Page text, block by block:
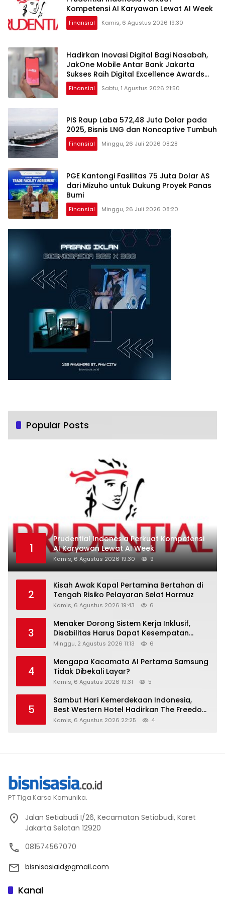
Kompetensi AI Karyawan Lewat AI Week
Finansial Kamis, 6 Agustus 2026 19:30
Hadirkan Inovasi Digital Bagi Nasabah,
JakOne Mobile Antar Bank Jakarta
Sukses Raih Digital Excellence Awards
2026
Finansial Sabtu, 1 Agustus 2026 21:50
PIS Raup Laba 572,48 Juta Dolar pada
2025, Bisnis LNG dan Noncaptive Tumbuh
Finansial Minggu, 26 Juli 2026 08:28
PGE Kantongi Fasilitas 75 Juta Dolar AS
dari Mizuho untuk Dukung Proyek Panas
Bumi
Finansial Minggu, 26 Juli 2026 08:20
Popular Posts
1
Prudential Indonesia Perkuat Kompetensi
AI Karyawan Lewat AI Week
Kamis, 6 Agustus 2026 19:30 9
2
Kisah Awak Kapal Pertamina Bertahan di
Tengah Risiko Pelayaran Selat Hormuz
Kamis, 6 Agustus 2026 19:43 6
3
Menaker Dorong Sistem Kerja Inklusif,
Disabilitas Harus Dapat Kesempatan
Setara
Minggu, 2 Agustus 2026 11:13 6
4
Mengapa Kacamata AI Pertama Samsung
Tidak Dibekali Layar?
Kamis, 6 Agustus 2026 19:31 5
5
Sambut Hari Kemerdekaan Indonesia,
Best Western Hotel Hadirkan The Freedom
Stay Diskon Hingga 45%
Kamis, 6 Agustus 2026 22:25 4
PT Tiga Karsa Komunika.
Jalan Setiabudi I/26, Kecamatan Setiabudi, Karet
Jakarta Selatan 12920
081574567070
bisnisasiaid@gmail.com
Kanal